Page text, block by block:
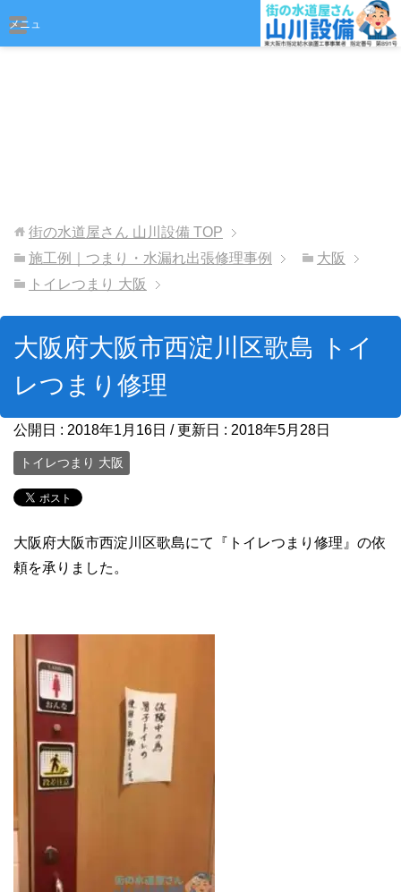
メニュ
街の水道屋さん 山川設備 TOP
施工例｜つまり・水漏れ出張修理事例
大阪
トイレつまり 大阪
大阪府大阪市西淀川区歌島 トイ
レつまり修理
公開日 : 2018年1月16日 / 更新日 : 2018年5月28日
トイレつまり 大阪
大阪府大阪市西淀川区歌島にて『トイレつまり修理』の依
頼を承りました。